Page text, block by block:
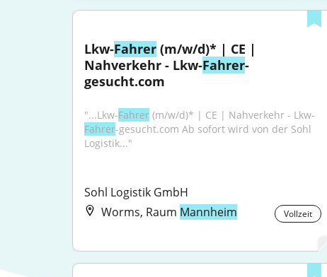
Lkw-Fahrer (m/w/d)* | CE |
Nahverkehr - Lkw-Fahrer-
gesucht.com
"...Lkw-Fahrer (m/w/d)* | CE | Nahverkehr - Lkw-
Fahrer-gesucht.com Ab sofort wird von der Sohl
Logistik..."
Sohl Logistik GmbH
Worms, Raum Mannheim Vollzeit